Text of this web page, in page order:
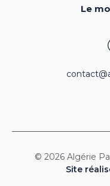
Le
© 2026 Algérie
Site